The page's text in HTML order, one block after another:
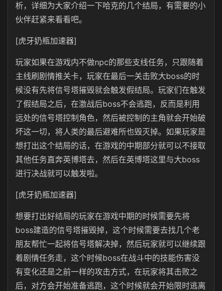
析，详细为大家介绍一下哈克的几个结局，有需要的小
伙伴赶紧来看看吧。
[虎牙奶瓶加速器]
玩家如果在游戏内不做npc的那些支线任务，只跟随着
主线刷剧情推关卡，玩家在最后一关击败大boss的时
候没有先将信号塔摧毁就会触发假结局。玩家们在触发
了假结局之后，在激战后boss不会逃跑，反而是利用
远处的信号塔控制角色，然后被控制的主角就会开始破
坏这一切，将人类的最后避难所也毁灭掉。如果玩家是
想打出这个结局的话，在游戏的中期部分就可以不接取
其他任务直奔英博塔去，然后在英博塔这里与大boss
进行决战就可以触发啦。
[虎牙奶瓶加速器]
想要打出好结局的玩家在游戏中期的时候需要先将
boss建造的信号塔摧毁掉，这个时候需要去找几个老
朋友帮忙一起将信号塔解决掉，然后玩家就可以继续跟
着剧情任务走，这个时候boss在战斗中的技能伤害没
有变化还是之前一样的攻击方式，在玩家将其击败之
后，对方会开始准备逃跑，这个时候就会开始限时逃离